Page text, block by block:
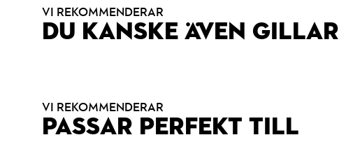
VI REKOMMENDERAR
DU KANSKE ÄVEN GILLAR
VI REKOMMENDERAR
PASSAR PERFEKT TILL